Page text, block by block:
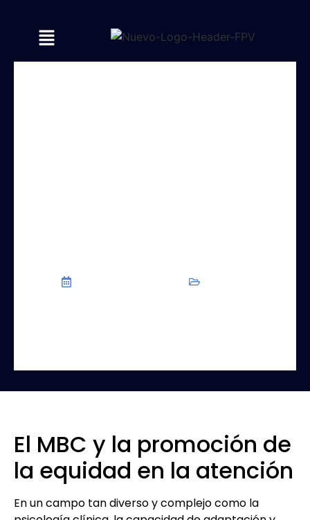
El MBC y la promoción de
la equidad en la atención
En un campo tan diverso y complejo como la